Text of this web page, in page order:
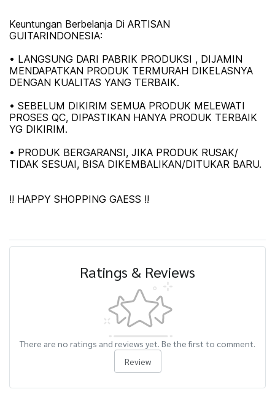
Keuntungan Berbelanja Di ARTISAN
GUITARINDONESIA:
• LANGSUNG DARI PABRIK PRODUKSI , DIJAMIN
MENDAPATKAN PRODUK TERMURAH DIKELASNYA
DENGAN KUALITAS YANG TERBAIK.
• SEBELUM DIKIRIM SEMUA PRODUK MELEWATI
PROSES QC, DIPASTIKAN HANYA PRODUK TERBAIK
YG DIKIRIM.
• PRODUK BERGARANSI, JIKA PRODUK RUSAK/
TIDAK SESUAI, BISA DIKEMBALIKAN/DITUKAR BARU.
!! HAPPY SHOPPING GAESS !!
Ratings & Reviews
There are no ratings and reviews yet. Be the first to comment.
Review